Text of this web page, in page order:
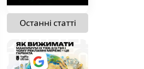
Останні статті